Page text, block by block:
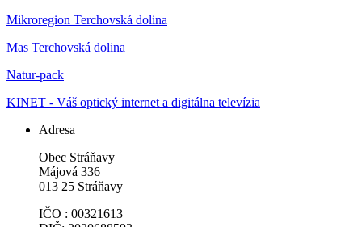
Mikroregion Terchovská dolina
Mas Terchovská dolina
Natur-pack
KINET - Váš optický internet a digitálna televízia
Adresa
Obec Stráňavy
Májová 336
013 25 Stráňavy
IČO : 00321613